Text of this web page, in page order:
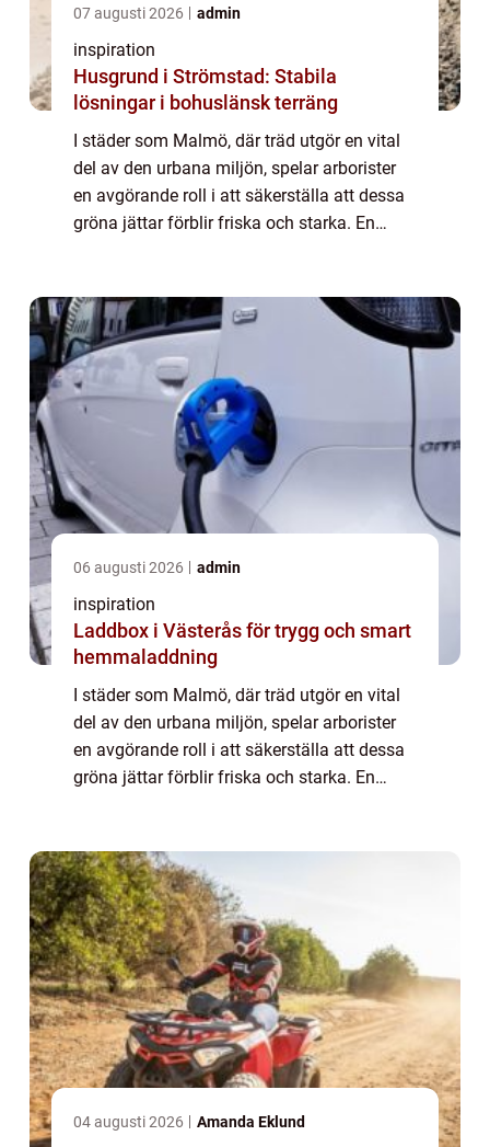
07 augusti 2026 admin
inspiration
Husgrund i Strömstad: Stabila
lösningar i bohuslänsk terräng
I städer som Malmö, där träd utgör en vital
del av den urbana miljön, spelar arborister
en avgörande roll i att säkerställa att dessa
gröna jättar förblir friska och starka. En
06 augusti 2026 admin
inspiration
Laddbox i Västerås för trygg och smart
hemmaladdning
I städer som Malmö, där träd utgör en vital
del av den urbana miljön, spelar arborister
en avgörande roll i att säkerställa att dessa
gröna jättar förblir friska och starka. En
04 augusti 2026 Amanda Eklund